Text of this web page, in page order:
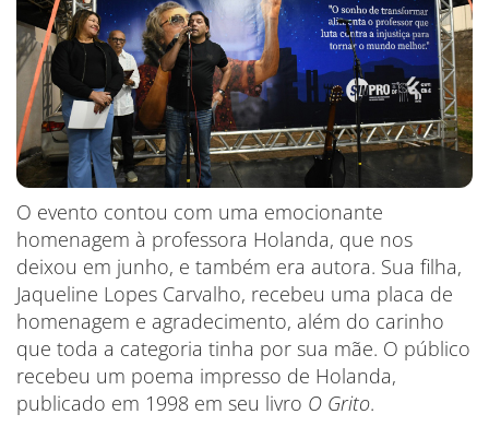
O evento contou com uma emocionante
homenagem à professora Holanda, que nos
deixou em junho, e também era autora. Sua filha,
Jaqueline Lopes Carvalho, recebeu uma placa de
homenagem e agradecimento, além do carinho
que toda a categoria tinha por sua mãe. O público
recebeu um poema impresso de Holanda,
publicado em 1998 em seu livro O Grito.